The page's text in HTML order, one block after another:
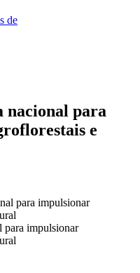
de
nacional para
e
para impulsionar